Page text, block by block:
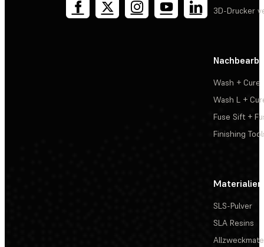
3D-Drucker
Wash + Cure
Wash L +
Fuse Sift +
Finishing
Materialien
SLS-Pulver
SLA Resins